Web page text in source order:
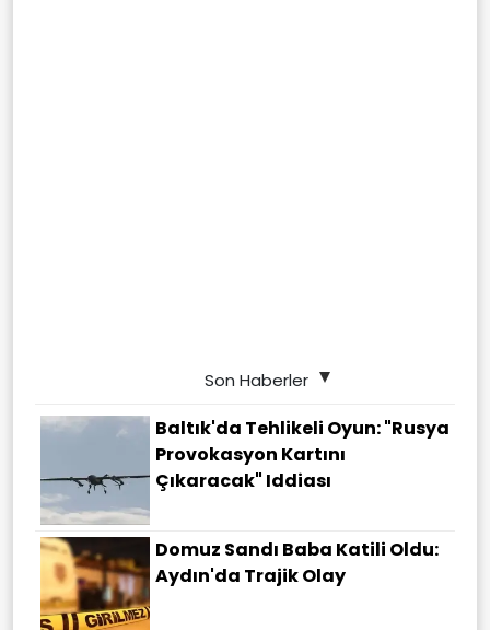
Son Haberler
Baltık'da Tehlikeli Oyun: "Rusya
Provokasyon Kartını
Çıkaracak" Iddiası
Domuz Sandı Baba Katili Oldu:
Aydın'da Trajik Olay